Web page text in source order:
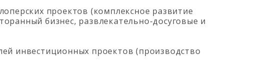
проектов (комплексное развитие
бизнес, развлекательно-досуговые и
инвестиционных проектов (производство